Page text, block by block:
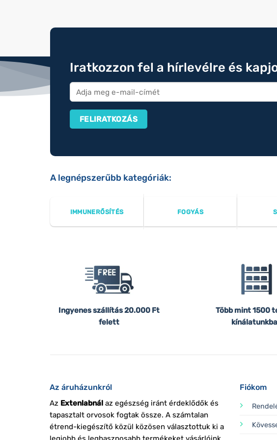
Iratkozzon fel a hírlevélre és
A legnépszerűbb kategóriák:
IMMUNERŐSÍTÉS FOGYÁS
Ingyenes szállítás20.000 Ft
felett
Több mint 1500
Az áruházunkról
Az Extenlabnálaz egészség iránt érdeklődők és
tapasztalt orvosok fogtak össze. A számtalan
étrend-kiegészítő közül közösen választottuk ki a
Fiókom